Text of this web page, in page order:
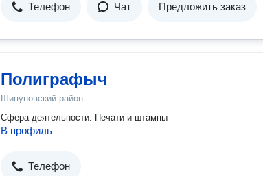
Телефон Чат Предложить заказ
Полиграфыч
Шипуновский район
Сфера деятельности: Печати и штампы
В профиль
Телефон